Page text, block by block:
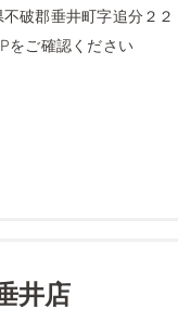
破郡垂井町字追分２２
をご確認ください
井店